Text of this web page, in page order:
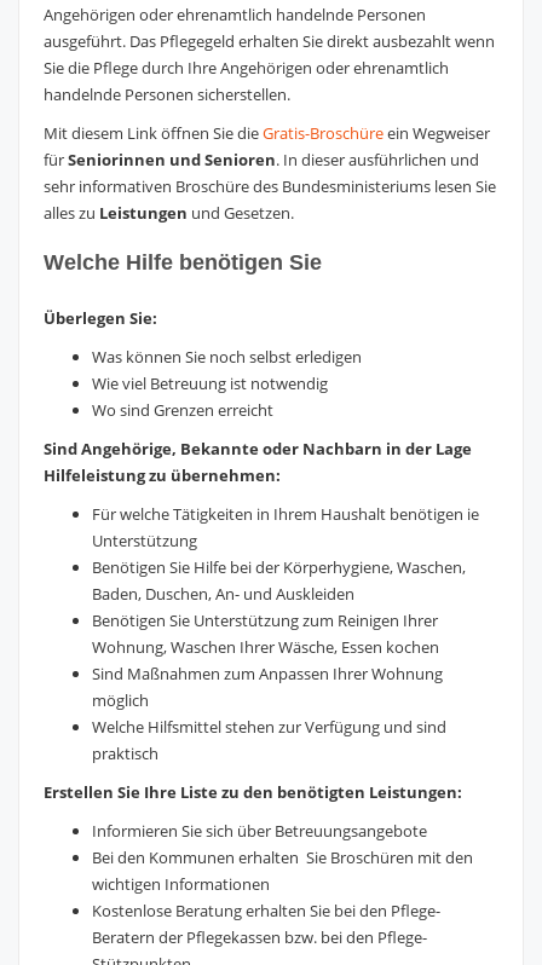
Angehörigen oder ehrenamtlich handelnde Personen
ausgeführt. Das Pflegegeld erhalten Sie direkt ausbezahlt wenn
Sie die Pflege durch Ihre Angehörigen oder ehrenamtlich
handelnde Personen sicherstellen.
Mit diesem Link öffnen Sie dieGratis-Broschüreein Wegweiser
fürSeniorinnen und Senioren. In dieser ausführlichen und
sehr informativen Broschüre des Bundesministeriums lesen Sie
alles zu Leistungen und Gesetzen.
Welche Hilfe benötigen Sie
Überlegen Sie:
Was können Sie noch selbst erledigen
Wie viel Betreuung ist notwendig
Wo sind Grenzen erreicht
Sind Angehörige, Bekannte oder Nachbarn in der Lage
Hilfeleistung zu übernehmen:
Für welche Tätigkeiten in Ihrem Haushalt benötigen ie
Unterstützung
Benötigen Sie Hilfe bei der Körperhygiene, Waschen,
Baden, Duschen, An- und Auskleiden
Benötigen Sie Unterstützung zum Reinigen Ihrer
Wohnung, Waschen Ihrer Wäsche, Essen kochen
Sind Maßnahmen zum Anpassen Ihrer Wohnung
möglich
Welche Hilfsmittel stehen zur Verfügung und sind
praktisch
Erstellen Sie Ihre Liste zu den benötigten Leistungen:
Informieren Sie sich über Betreuungsangebote
Bei den Kommunen erhalten Sie Broschüren mit den
wichtigen Informationen
Kostenlose Beratung erhalten Sie bei den Pflege-
Beratern der Pflegekassen bzw. bei den Pflege-